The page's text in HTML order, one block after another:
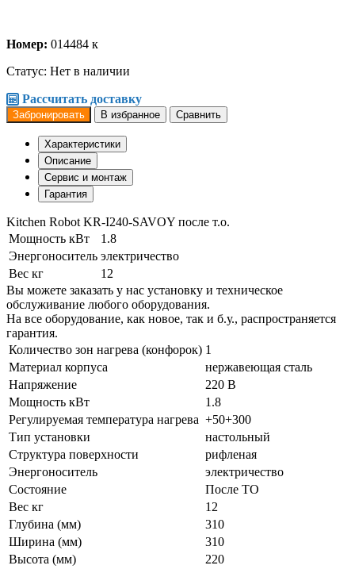
Номер: 014484 к
Статус: Нет в наличии
Рассчитать доставку
Забронировать В избранное Сравнить
Характеристики
Описание
Сервис и монтаж
Гарантия
Kitchen Robot KR-I240-SAVOY после т.о.
Мощность кВт
1.8
Энергоноситель электричество
Вес кг
12
Вы можете заказать у нас установку и техническое
обслуживание любого оборудования.
На все оборудование, как новое, так и б.у., распространяется
гарантия.
Количество зон нагрева (конфорок) 1
Материал корпуса
нержавеющая сталь
Напряжение
220 В
Мощность кВт
1.8
Регулируемая температура нагрева +50+300
Тип установки
настольный
Структура поверхности
рифленая
Энергоноситель
электричество
Состояние
После ТО
Вес кг
12
Глубина (мм)
310
Ширина (мм)
310
Высота (мм)
220